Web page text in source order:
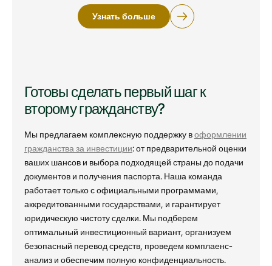
Узнать больше
Готовы сделать первый шаг к
второму гражданству?
Мы предлагаем комплексную поддержку воформлении
гражданства за инвестиции: от предварительной оценки
ваших шансов и выбора подходящей страны до подачи
документов и получения паспорта. Наша команда
работает только с официальными программами,
аккредитованными государствами, и гарантирует
юридическую чистоту сделки. Мы подберем
оптимальный инвестиционный вариант, организуем
безопасный перевод средств, проведем комплаенс-
анализ и обеспечим полную конфиденциальность.